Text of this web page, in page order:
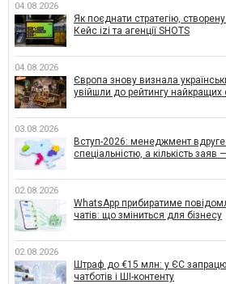
04.08.2026
Як поєднати стратегію,
Кейс izi та агенції SHOTS
04.08.2026
Європа знову визнала
увійшли до рейтингу найкращих
03.08.2026
Вступ-2026: менеджмент
спеціальністю, а кількість заяв
02.08.2026
WhatsApp прибиратиме
чатів: що зміниться для бізнесу
02.08.2026
Штраф до €15 млн: у ЄС
чатботів і ШІ-контенту